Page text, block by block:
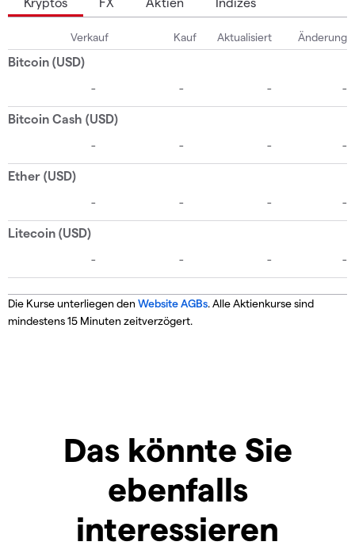
Die Kurse unterliegen den Website AGBs. Alle Aktienkurse sind
mindestens 15 Minuten zeitverzögert.
Das könnte Sie
ebenfalls
interessieren